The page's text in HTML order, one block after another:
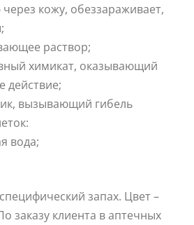
кожу, обеззараживает,
раствор;
химикат, оказывающий
действие;
вызывающий гибель
вода;
запах. Цвет –
заказу клиента в аптечных